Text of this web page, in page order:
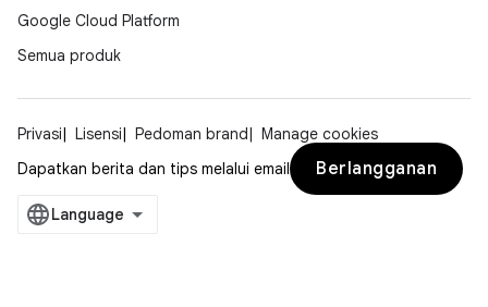
Google Cloud Platform
Semua produk
Privasi Lisensi Pedoman brand
Manage cookies
Dapatkan berita dan tips melalui email
Berlangganan